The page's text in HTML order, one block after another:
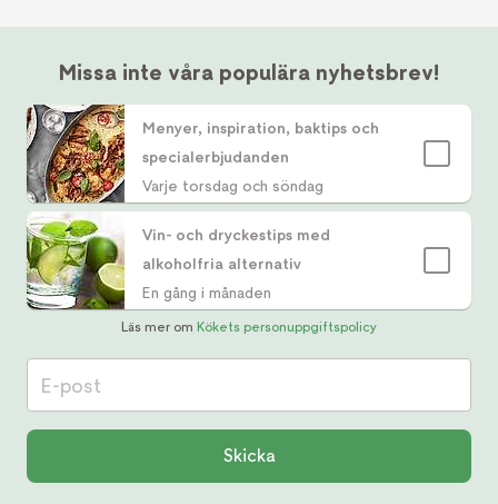
Missa inte våra populära nyhetsbrev!
Menyer, inspiration, baktips och
specialerbjudanden
Varje torsdag och söndag
Vin- och dryckestips med
alkoholfria alternativ
En gång i månaden
Läs mer om Kökets personuppgiftspolicy
E-post
Skicka